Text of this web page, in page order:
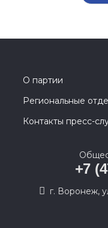
О партии
Региональные
Контакты пресс-
+7
г. Воронеж,